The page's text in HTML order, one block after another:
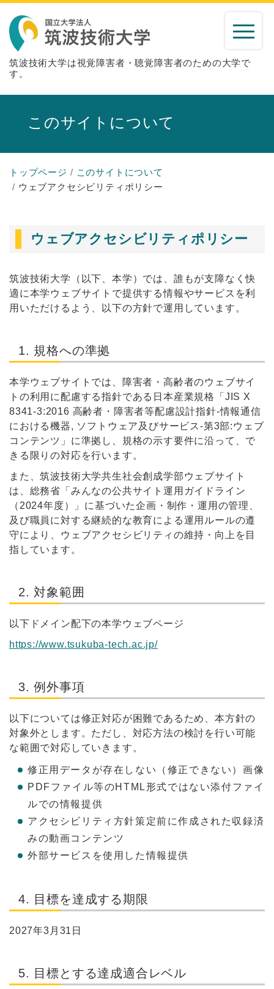
筑波技術大学は視覚障害者・聴覚障害者のための大学で
す。
このサイトについて
トップページ
このサイトについて
ウェブアクセシビリティポリシー
ウェブアクセシビリティポリシー
筑波技術大学（以下、本学）では、誰もが支障なく快
適に本学ウェブサイトで提供する情報やサービスを利
用いただけるよう、以下の方針で運用しています。
1. 規格への準拠
本学ウェブサイトでは、障害者・高齢者のウェブサイ
トの利用に配慮する指針である日本産業規格「JIS X
8341-3:2016 高齢者・障害者等配慮設計指針-情報通信
における機器, ソフトウェア及びサービス-第3部:ウェブ
コンテンツ」に準拠し、規格の示す要件に沿って、で
きる限りの対応を行います。
また、筑波技術大学共生社会創成学部ウェブサイト
は、総務省「みんなの公共サイト運用ガイドライン
（2024年度）」に基づいた企画・制作・運用の管理、
及び職員に対する継続的な教育による運用ルールの遵
守により、ウェブアクセシビリティの維持・向上を目
指しています。
2. 対象範囲
以下ドメイン配下の本学ウェブページ
https://www.tsukuba-tech.ac.jp/
3. 例外事項
以下については修正対応が困難であるため、本方針の
対象外とします。ただし、対応方法の検討を行い可能
な範囲で対応していきます。
修正用データが存在しない（修正できない）画像
PDFファイル等のHTML形式ではない添付ファイ
ルでの情報提供
アクセシビリティ方針策定前に作成された収録済
みの動画コンテンツ
外部サービスを使用した情報提供
4. 目標を達成する期限
2027年3月31日
5. 目標とする達成適合レベル